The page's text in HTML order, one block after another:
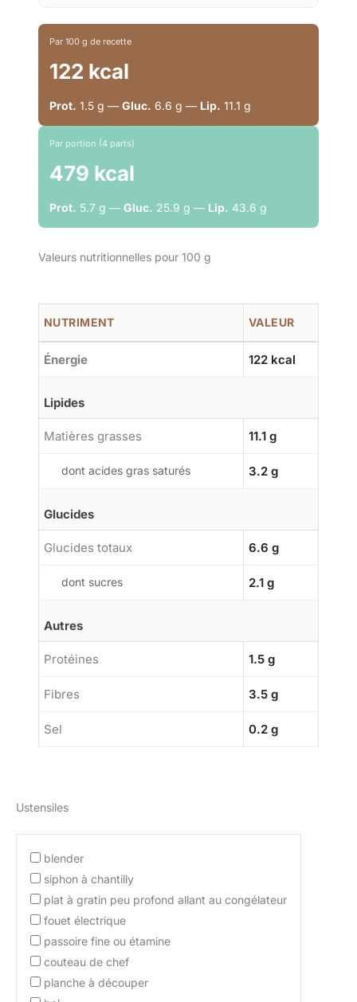
Par 100 g de recette
122 kcal
Prot. 1.5 g — Gluc. 6.6 g — Lip. 11.1 g
Par portion (4 parts)
479 kcal
Prot. 5.7 g — Gluc. 25.9 g — Lip. 43.6 g
Valeurs nutritionnelles pour 100 g
NUTRIMENT VALEUR
Énergie 122 kcal
Lipides
Matières grasses 11.1 g
dont acides gras saturés 3.2 g
Glucides
Glucides totaux 6.6 g
dont sucres 2.1 g
Autres
Protéines 1.5 g
Fibres 3.5 g
Sel 0.2 g
Ustensiles
blender
siphon à chantilly
plat à gratin peu profond allant au congélateur
fouet électrique
passoire fine ou étamine
couteau de chef
planche à découper